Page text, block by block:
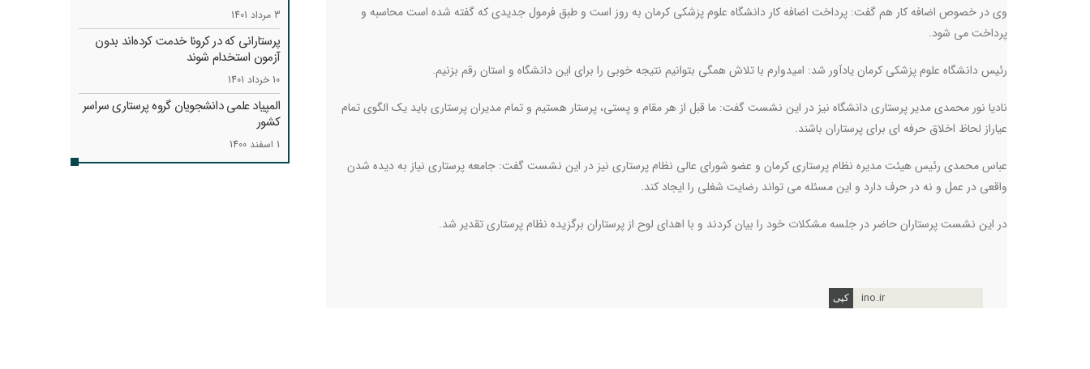
وی در خصوص اضافه کار هم گفت: پرداخت اضافه کار دانشگاه علوم پزشکی کرمان به روز است و طبق فرمول جدیدی که گفته شده است محاسبه و
پرداخت می شود.
رئیس دانشگاه علوم پزشکی کرمان یادآور شد: امیدوارم با تلاش همگی بتوانیم نتیجه خوبی را برای این دانشگاه و استان رقم بزنیم.
نادیا نور محمدی مدیر پرستاری دانشگاه نیز در این نشست گفت: ما قبل از هر مقام و پستی، پرستار هستیم و تمام مدیران پرستاری باید یک الگوی تمام
عیاراز لحاظ اخلاق حرفه ای برای پرستاران باشند.
عباس محمدی رئیس هیئت مدیره نظام پرستاری کرمان و عضو شورای عالی نظام پرستاری نیز در این نشست گفت: جامعه پرستاری نیاز به دیده شدن
واقعی در عمل و نه در حرف دارد و این مسئله می تواند رضایت شغلی را ایجاد کند.
در این نشست پرستاران حاضر در جلسه مشکلات خود را بیان کردند و با اهدای لوح از پرستاران برگزیده نظام پرستاری تقدیر شد.
ino.ir
3 مرداد 1401
پرستارانی که در کرونا خدمت کرد‌ه‌اند بدون
آزمون استخدام شوند
10 خرداد 1401
المپیاد علمی دانشجویان گروه پرستاری سراسر
کشور
1 اسفند 1400